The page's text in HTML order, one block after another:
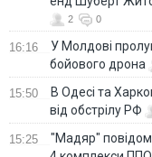
2 0
16:16
У Молдові
бойового дрона
15:50
В Одесі та
від обстрілу РФ
15:25
"Мадяр"